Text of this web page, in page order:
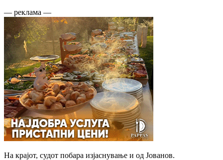
— реклама —
На крајот, судот побара изјаснување и од Јованов.